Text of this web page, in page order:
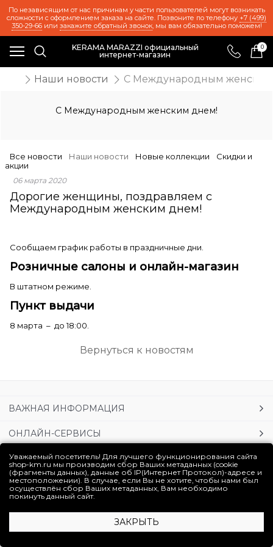
По независящим от нас причинам у части пользователей могут возникать
сложности с оформлением заказа на сайте. Позвоните по телефону +7 (499)
350-29-66или закажите обратный звонок, мы вам обязательно поможем!
KERAMA MARAZZI официальный
интернет-магазин
0
Наши новости С Международным
С Международным женским днем!
Все новости Наши новости Новые коллекции
Скидки и
акции
06 марта 2020
Дорогие женщины, поздравляем с
Международным женским днем!
Сообщаем график работы в праздничные дни.
Розничные салоны и онлайн-магазин
В штатном режиме.
Пункт выдачи
8 марта – до 18:00.
Вернуться к новостям
ВАЖНАЯ ИНФОРМАЦИЯ
ОНЛАЙН-СЕРВИСЫ
УСЛУГИ
ЛИЧНЫЙ КАБИНЕТ
Полная версия сайта
Уважаемый посетитель! Для лучшего функционирования сайта
shop-km.ru мы производим сбор Ваших метаданных (cookie
(фрагменты данных), данные об IP(Интернет Протокол)-адресе и
местоположении). В случае, если Вы не хотите, чтобы нами был
осуществлён сбор Ваших метаданных, Вам необходимо
покинуть данный сайт.
ЗАКРЫТЬ